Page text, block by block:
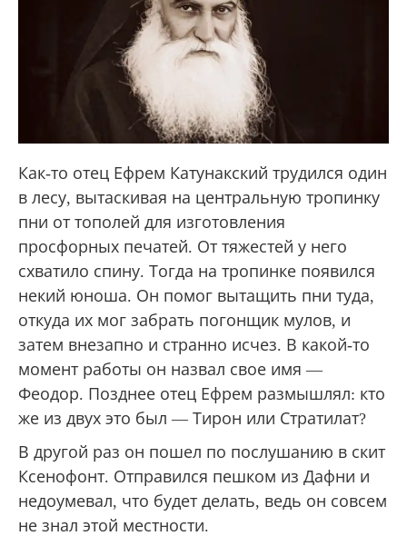
Как-то отец Ефрем Катунакский трудился один
в лесу, вытаскивая на центральную тропинку
пни от тополей для изготовления
просфорных печатей. От тяжестей у него
схватило спину. Тогда на тропинке появился
некий юноша. Он помог вытащить пни туда,
откуда их мог забрать погонщик мулов, и
затем внезапно и странно исчез. В какой-то
момент работы он назвал свое имя —
Феодор. Позднее отец Ефрем размышлял: кто
же из двух это был — Тирон или Стратилат?
В другой раз он пошел по послушанию в скит
Ксенофонт. Отправился пешком из Дафни и
недоумевал, что будет делать, ведь он совсем
не знал этой местности.